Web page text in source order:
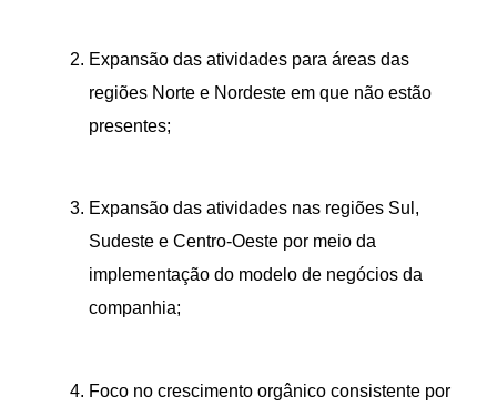
Expansão das atividades para áreas das
regiões Norte e Nordeste em que não estão
presentes;
Expansão das atividades nas regiões Sul,
Sudeste e Centro-Oeste por meio da
implementação do modelo de negócios da
companhia;
Foco no crescimento orgânico consistente por